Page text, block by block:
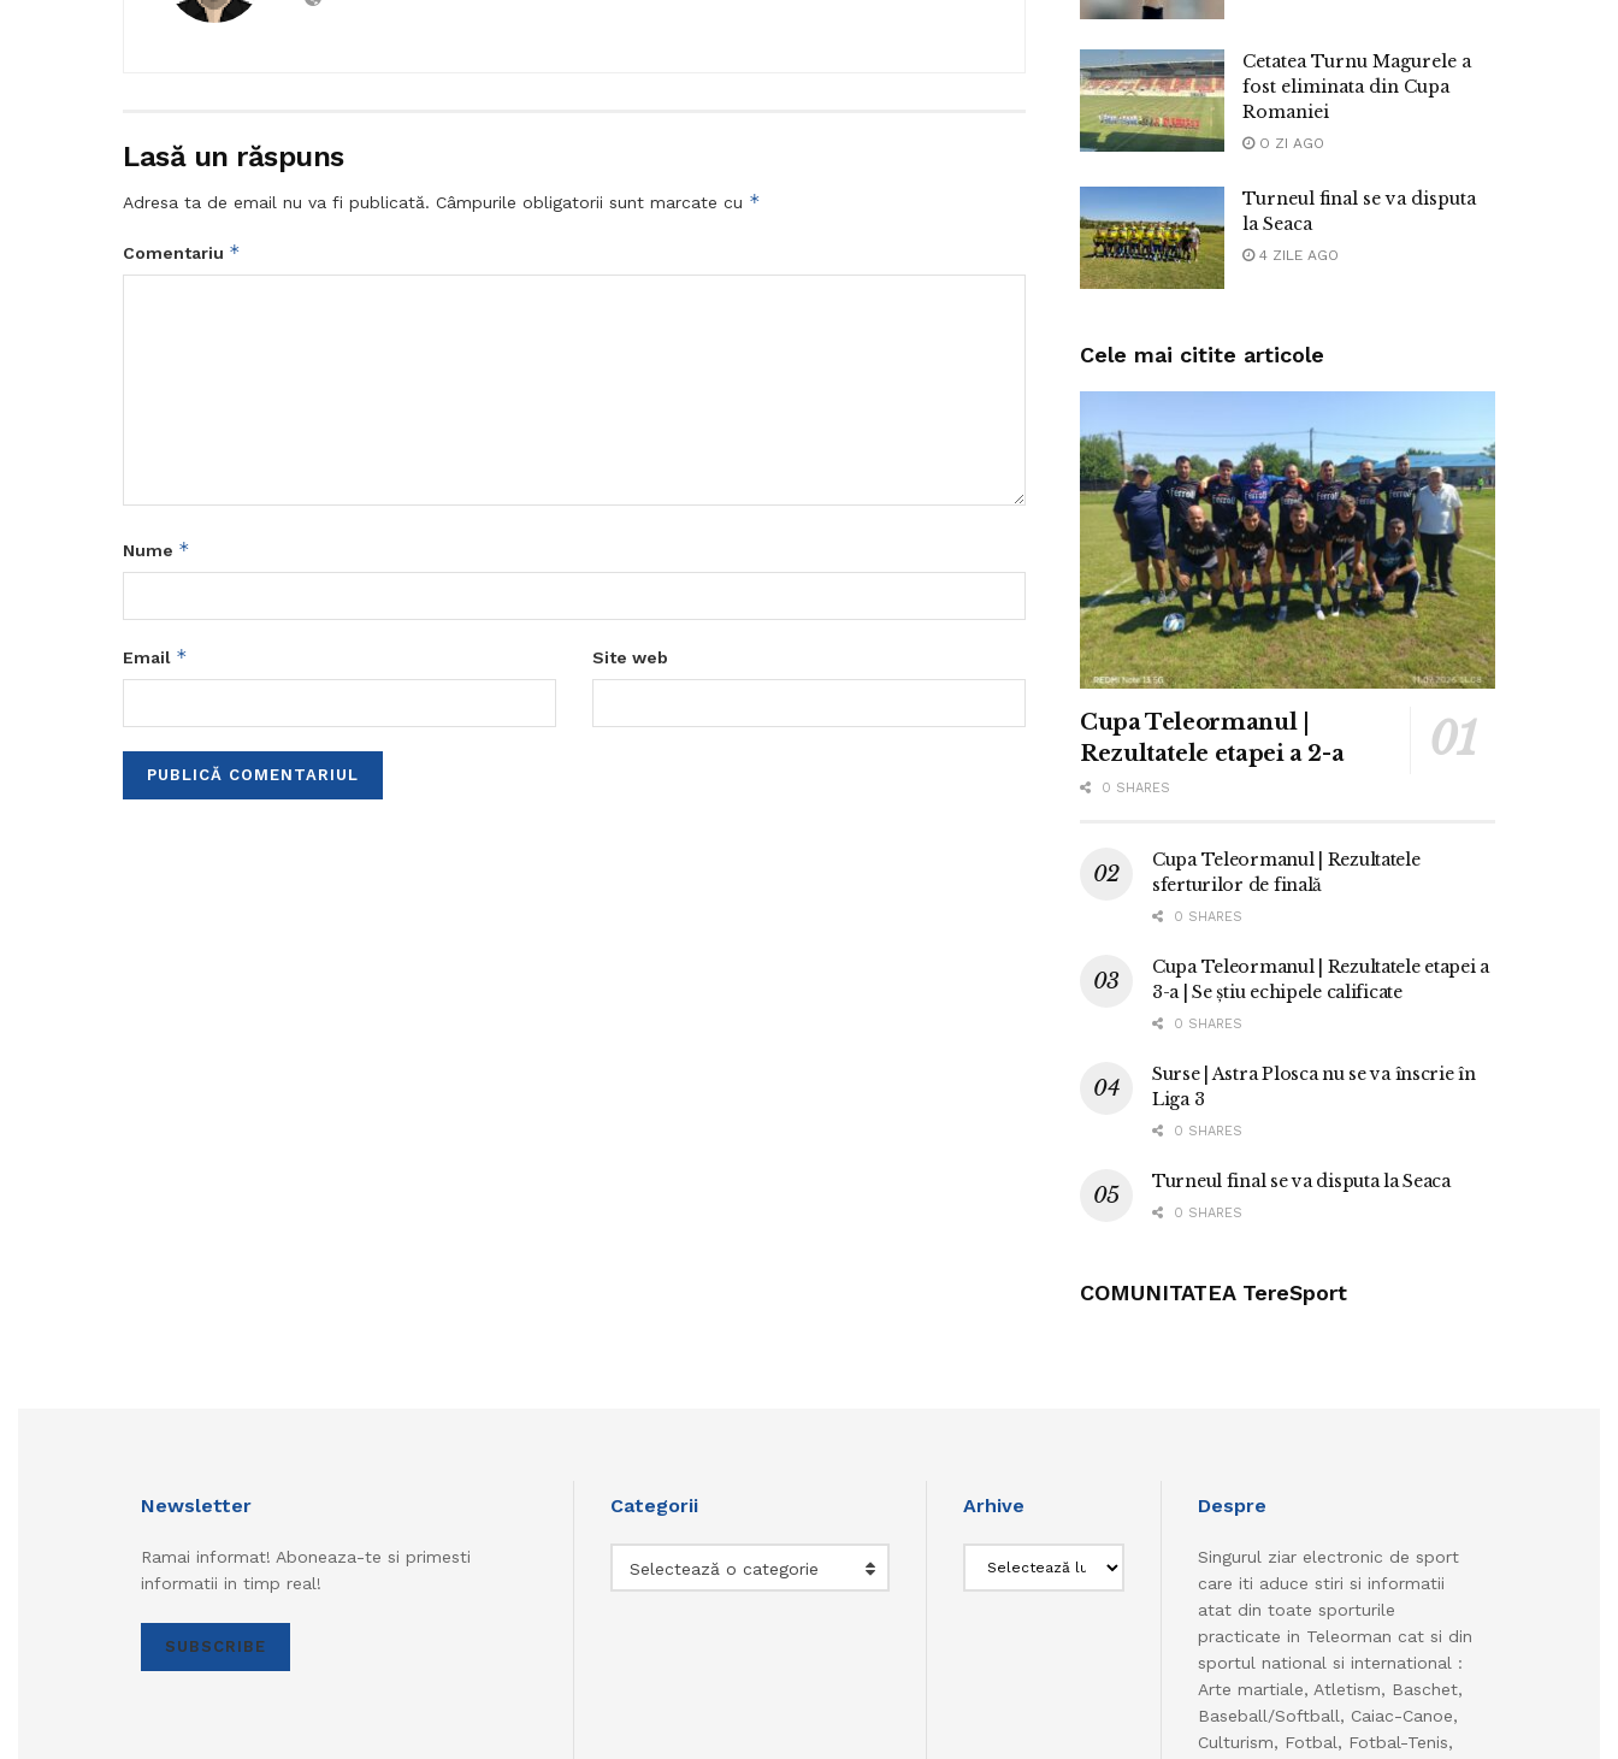
Lasă un răspuns
Adresa ta de email nu va fi publicată. Câmpurile obligatorii sunt marcate cu *
Comentariu *
Nume *
Email * Site web
Cetatea Turnu Magurele a
fost eliminata din Cupa
Romaniei
O ZI AGO
Turneul final se va disputa
la Seaca
4 ZILE AGO
Cele mai citite articole
Cupa Teleormanul |
Rezultatele etapei a 2-a
0 SHARES
Cupa Teleormanul | Rezultatele
sferturilor de finală
0 SHARES
Cupa Teleormanul | Rezultatele etapei a
3-a | Se știu echipele calificate
0 SHARES
Surse | Astra Plosca nu se va înscrie în
Liga 3
0 SHARES
Turneul final se va disputa la Seaca
0 SHARES
COMUNITATEA TereSport
Newsletter
Ramai informat! Aboneaza-te si primesti
informatii in timp real!
SUBSCRIBE
Categorii
Selectează o categorie
Arhive Despre
Singurul ziar electronic de sport
care iti aduce stiri si informatii
atat din toate sporturile
practicate in Teleorman cat si din
sportul national si international :
Arte martiale, Atletism, Baschet,
Baseball/Softball, Caiac-Canoe,
Culturism, Fotbal, Fotbal-Tenis,